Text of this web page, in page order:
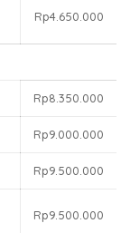
Rp4.650.000
Rp8.350.000
Rp9.000.000
Rp9.500.000
Rp9.500.000